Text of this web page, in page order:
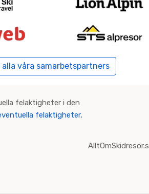
alla våra samarbetspartners
felaktigheter i den
felaktigheter,